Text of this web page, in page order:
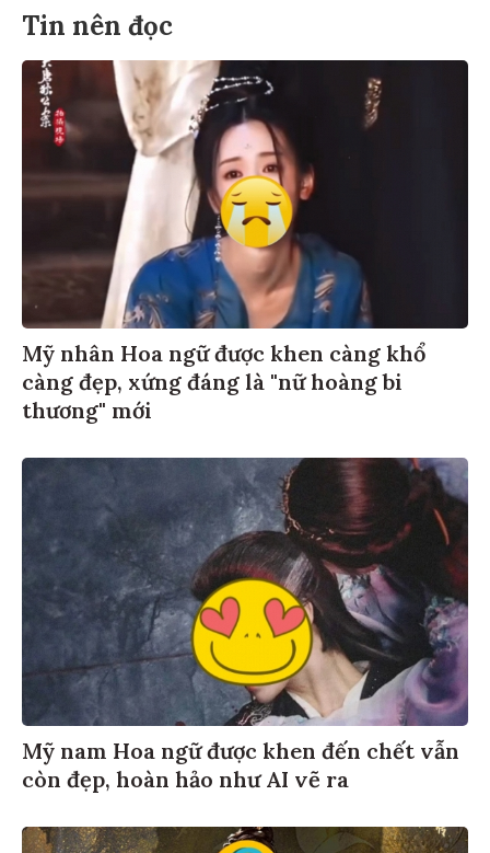
Tin nên đọc
Mỹ nhân Hoa ngữ được khen càng khổ
càng đẹp, xứng đáng là "nữ hoàng bi
thương" mới
Mỹ nam Hoa ngữ được khen đến chết vẫn
còn đẹp, hoàn hảo như AI vẽ ra